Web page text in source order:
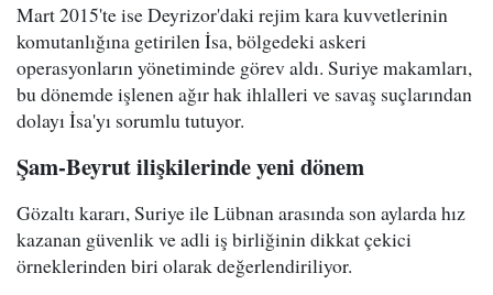
Mart 2015'te ise Deyrizor'daki rejim kara kuvvetlerinin
komutanlığına getirilen İsa, bölgedeki askeri
operasyonların yönetiminde görev aldı. Suriye makamları,
bu dönemde işlenen ağır hak ihlalleri ve savaş suçlarından
dolayı İsa'yı sorumlu tutuyor.
Şam-Beyrut ilişkilerinde yeni dönem
Gözaltı kararı, Suriye ile Lübnan arasında son aylarda hız
kazanan güvenlik ve adli iş birliğinin dikkat çekici
örneklerinden biri olarak değerlendiriliyor.